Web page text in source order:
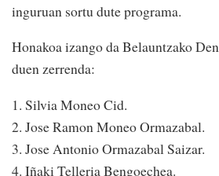
inguruan sortu dute programa.
Honakoa izango da Belauntzako
duen zerrenda:
1. Silvia Moneo Cid.
2. Jose Ramon Moneo Ormazabal.
3. Jose Antonio Ormazabal Saizar.
4. Iñaki Telleria Bengoechea.